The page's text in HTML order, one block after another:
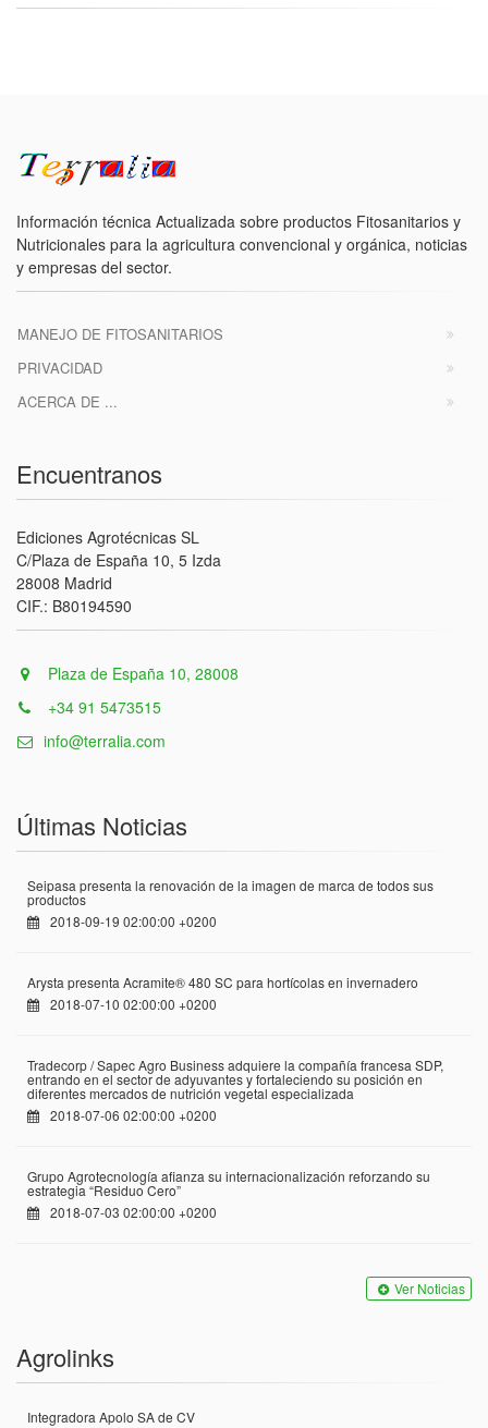
Información técnica Actualizada sobre productos Fitosanitarios y
Nutricionales para la agricultura convencional y orgánica, noticias
y empresas del sector.
MANEJO DE FITOSANITARIOS
PRIVACIDAD
ACERCA DE ...
Encuentranos
Ediciones Agrotécnicas SL
C/Plaza de España 10, 5 Izda
28008 Madrid
CIF.: B80194590
Plaza de España 10, 28008
+34 91 5473515
info@terralia.com
Últimas Noticias
Seipasa presenta la renovación de la imagen de marca de todos sus
productos
2018-09-19 02:00:00 +0200
Arysta presenta Acramite® 480 SC para hortícolas en invernadero
2018-07-10 02:00:00 +0200
Tradecorp / Sapec Agro Business adquiere la compañía francesa SDP,
entrando en el sector de adyuvantes y fortaleciendo su posición en
diferentes mercados de nutrición vegetal especializada
2018-07-06 02:00:00 +0200
Grupo Agrotecnología afianza su internacionalización reforzando su
estrategia “Residuo Cero”
2018-07-03 02:00:00 +0200
Ver Noticias
Agrolinks
Integradora Apolo SA de CV